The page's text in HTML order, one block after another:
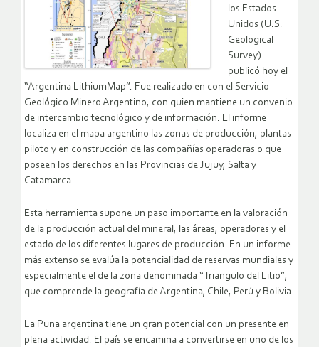
los Estados
Unidos (U.S.
Geological
Survey)
publicó hoy el
“Argentina LithiumMap”. Fue realizado en con el Servicio
Geológico Minero Argentino, con quien mantiene un convenio
de intercambio tecnológico y de información. El informe
localiza en el mapa argentino las zonas de producción, plantas
piloto y en construcción de las compañías operadoras o que
poseen los derechos en las Provincias de Jujuy, Salta y
Catamarca.
Esta herramienta supone un paso importante en la valoración
de la producción actual del mineral, las áreas, operadores y el
estado de los diferentes lugares de producción. En un informe
más extenso se evalúa la potencialidad de reservas mundiales y
especialmente el de la zona denominada “Triangulo del Litio”,
que comprende la geografía de Argentina, Chile, Perú y Bolivia.
La Puna argentina tiene un gran potencial con un presente en
plena actividad. El país se encamina a convertirse en uno de los